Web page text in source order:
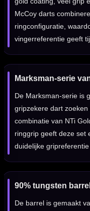
McCoy darts
ringconfiguratie,
vingerreferentie geeft
Marksman-serie
De Marksman-serie is
gripzekere dart
combinatie van NTi
ringgrip geeft deze set
duidelijke gripreferentie
90% tungsten barrel
De barrel is gemaakt